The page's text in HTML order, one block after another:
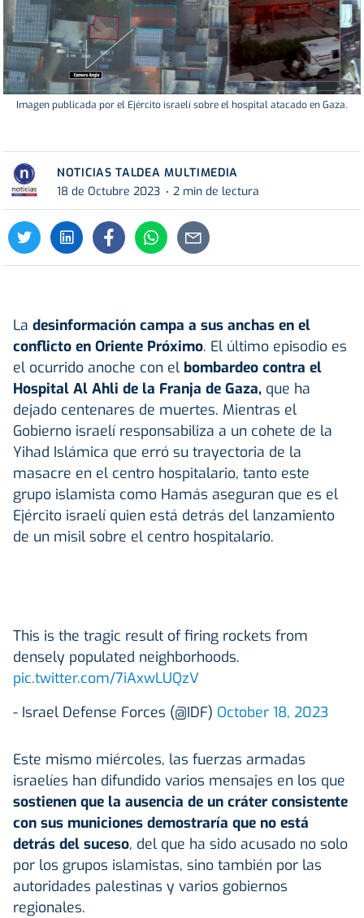
Imagen publicada por el Ejército israelí sobre el hospital atacado en Gaza.
NOTICIAS TALDEA MULTIMEDIA
18 de Octubre 2023
2 min de lectura
La desinformación campa a sus anchas en el
conflicto en Oriente Próximo. El último episodio es
el ocurrido anoche con el bombardeo contra el
Hospital Al Ahli de la Franja de Gaza, que ha
dejado centenares de muertes. Mientras el
Gobierno israelí responsabiliza a un cohete de la
Yihad Islámica que erró su trayectoria de la
masacre en el centro hospitalario, tanto este
grupo islamista como Hamás aseguran que es el
Ejército israelí quien está detrás del lanzamiento
de un misil sobre el centro hospitalario.
This is the tragic result of firing rockets from
densely populated neighborhoods.
pic.twitter.com/7iAxwLUQzV
- Israel Defense Forces (@IDF) October 18, 2023
Este mismo miércoles, las fuerzas armadas
israelíes han difundido varios mensajes en los que
sostienen que la ausencia de un cráter consistente
con sus municiones demostraría que no está
detrás del suceso, del que ha sido acusado no solo
por los grupos islamistas, sino también por las
autoridades palestinas y varios gobiernos
regionales.